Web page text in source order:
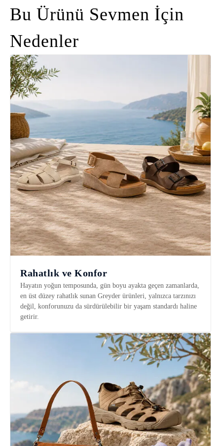
Bu Ürünü Sevmen İçin
Nedenler
Rahatlık ve Konfor
Hayatın yoğun temposunda, gün boyu ayakta geçen zamanlarda,
en üst düzey rahatlık sunan Greyder ürünleri, yalnızca tarzınızı
değil, konforunuzu da sürdürülebilir bir yaşam standardı haline
getirir.